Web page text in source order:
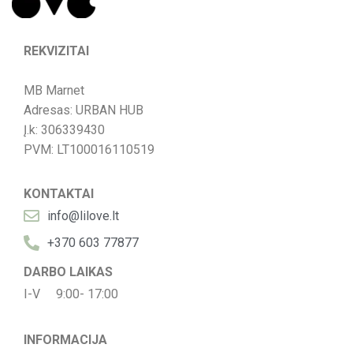
REKVIZITAI
MB Marnet
Adresas: URBAN HUB
Į.k: 306339430
PVM: LT100016110519
KONTAKTAI
info@lilove.lt
+370 603 77877
DARBO LAIKAS
I-V 9:00- 17:00
INFORMACIJA